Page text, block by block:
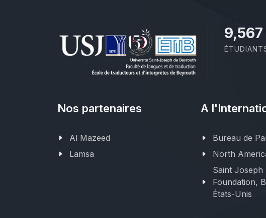
11,418
Nos partenaires
Al Mazeed
Lamsa
A
Bureau de
North
Saint Joseph
Foundation,
États-Unis